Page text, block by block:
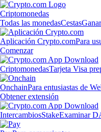
Criptomonedas
Todas las monedasCestasGanar
Aplicación Crypto.comPara
Comenzar
CriptomonedasTarjeta Visa
OnchainPara entusiastas de
Obtener extensión
IntercambiosStakeExaminar